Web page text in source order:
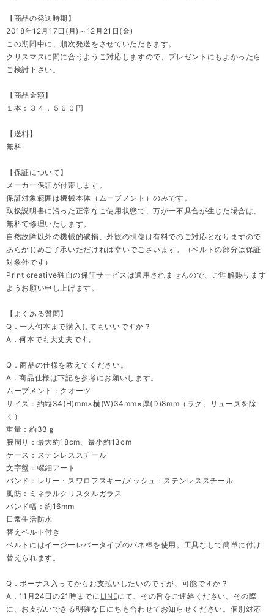
【商品の発送時期】
2018年12月17日(月)～12月21日(金)
この期間中に、順次発送をさせていただきます。
クリスマスに間に合うようご対応しますので、プレゼントにもよかったら
ご検討下さい。
【商品金額】
１本：３４，５６０円
【送料】
無料
【保証について】
メーカー保証が付帯します。
保証対象範囲は機械本体（ムーブメント）のみです。
取扱説明書に沿った正常なご使用状態で、万が一不具合が生じた場合は、
無料で修理いたします。
自然故障以外の機械的破損、外観の損傷は有料でのご対応となりますので
あらかじめご了承いただければ幸いでございます。（ベルトの部分は保証
対象外です）
Print creative独自の保証サービスは適用されませんので、ご理解賜ります
ようお願い申し上げます。
【よくある質問】
Q．一人何本まで購入してもいいですか？
A．何本でも大丈夫です。
Q．商品の仕様を教えてください。
A．商品仕様は下記を参考にお願いします。
ムーブメント：クオーツ
サイズ：約縦34(H)mm×横(W)34mm×厚(D)8mm（ラグ、リューズを除
く）
重量：約33ｇ
腕周り：最大約18cm、最小約13cm
ケース：ステンレススチール
文字盤：螺鈿アート
バンド：レザー・スワロフスキー/メッシュ：ステンレススチール
風防：ミネラルクリスタルガラス
バンド幅：約16mm
日常生活防水
替えベルト付き
ベルトにはイージーレバータイプのバネ棒を使用。工具なしで簡単に付け
替えられます。
Q．ボーナス入ってからお支払いしたいのですが、可能ですか？
A．11月24日の21時までに LINEにて、その旨をご連絡ください。その際
に、お支払いできる明確な日にちも合わせてお知らせください。個別対応